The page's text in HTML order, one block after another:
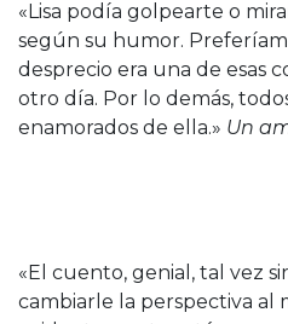
«Lisa podía golpearte o
según su humor.
desprecio era una de esas
otro día. Por lo demás,
enamorados de ella.» Un
«El cuento, genial, tal vez
cambiarle la perspectiva al